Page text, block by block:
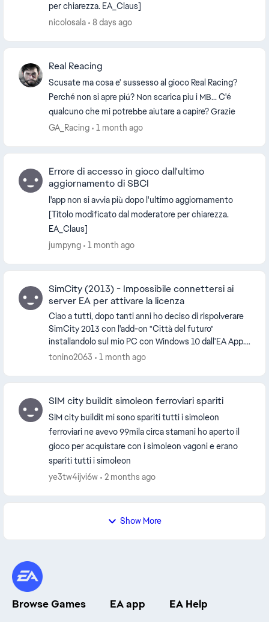
per chiarezza. EA_Claus]
nicolosala
8 days ago
Real Reacing
Scusate ma cosa e' sussesso al gioco Real Racing?
Perché non si apre piú? Non scarica piu i MB... C'é
qualcuno che mi potrebbe aiutare a capire? Grazie
GA_Racing
1 month ago
Errore di accesso in gioco dall'ultimo
aggiornamento di SBCI
l'app non si avvia più dopo l'ultimo aggiornamento
[Titolo modificato dal moderatore per chiarezza.
EA_Claus]
jumpyng
1 month ago
SimCity (2013) - Impossibile connettersi ai
server EA per attivare la licenza
Ciao a tutti, dopo tanti anni ho deciso di rispolverare
SimCity 2013 con l'add-on "Città del futuro"
installandolo sul mio PC con Windows 10 dall'EA App.
Tuttavia, una volta avviato, compare un fin...
tonino2063 1 month ago
SIM city buildit simoleon ferroviari spariti
SIM city buildit mi sono spariti tutti i simoleon
ferroviari ne avevo 99mila circa stamani ho aperto il
gioco per acquistare con i simoleon vagoni e erano
spariti tutti i simoleon
ye3tw4ijvi6w
2 months ago
Show More
Browse Games EA app
EA Help